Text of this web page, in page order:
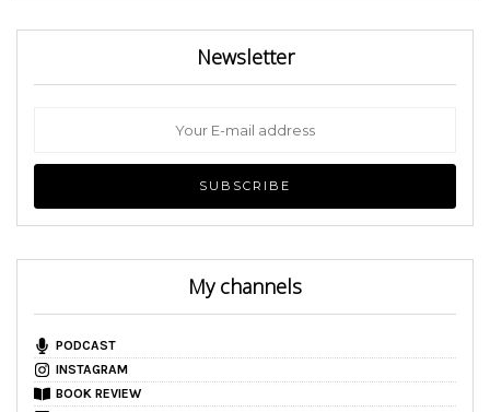
Newsletter
My channels
PODCAST
INSTAGRAM
BOOK REVIEW